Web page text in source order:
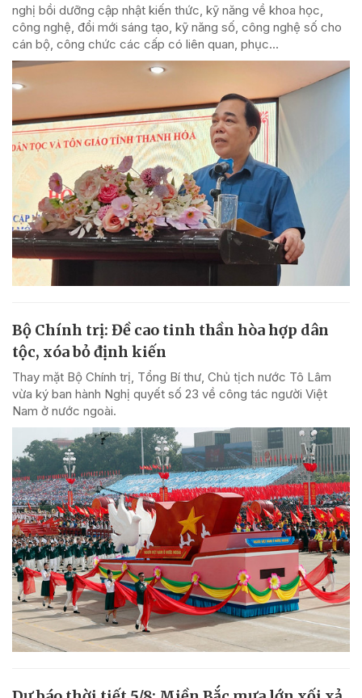
nghị bồi dưỡng cập nhật kiến thức, kỹ năng về khoa học,
công nghệ, đổi mới sáng tạo, kỹ năng số, công nghệ số cho
cán bộ, công chức các cấp có liên quan, phục...
Bộ Chính trị: Đề cao tinh thần hòa hợp dân
tộc, xóa bỏ định kiến
Thay mặt Bộ Chính trị, Tổng Bí thư, Chủ tịch nước Tô Lâm
vừa ký ban hành Nghị quyết số 23 về công tác người Việt
Nam ở nước ngoài.